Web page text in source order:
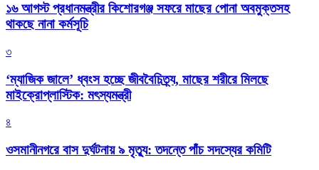
১৬ আগস্ট প্রধানমন্ত্রীর কিশোরগঞ্জ সফরে মাছের পোনা অবমুক্তসহ
থাকছে নানা কর্মসূচি
৩
‘ম্যাজিক জালে’ ধ্বংস হচ্ছে জীববৈচিত্র্য, মাছের শরীরে মিলছে
মাইক্রোপ্লাস্টিক: মৎস্যমন্ত্রী
৪
ওসমানীনগরে বাস দুর্ঘটনায় ৯ মৃত্যু: তদন্তে পাঁচ সদস্যের কমিটি